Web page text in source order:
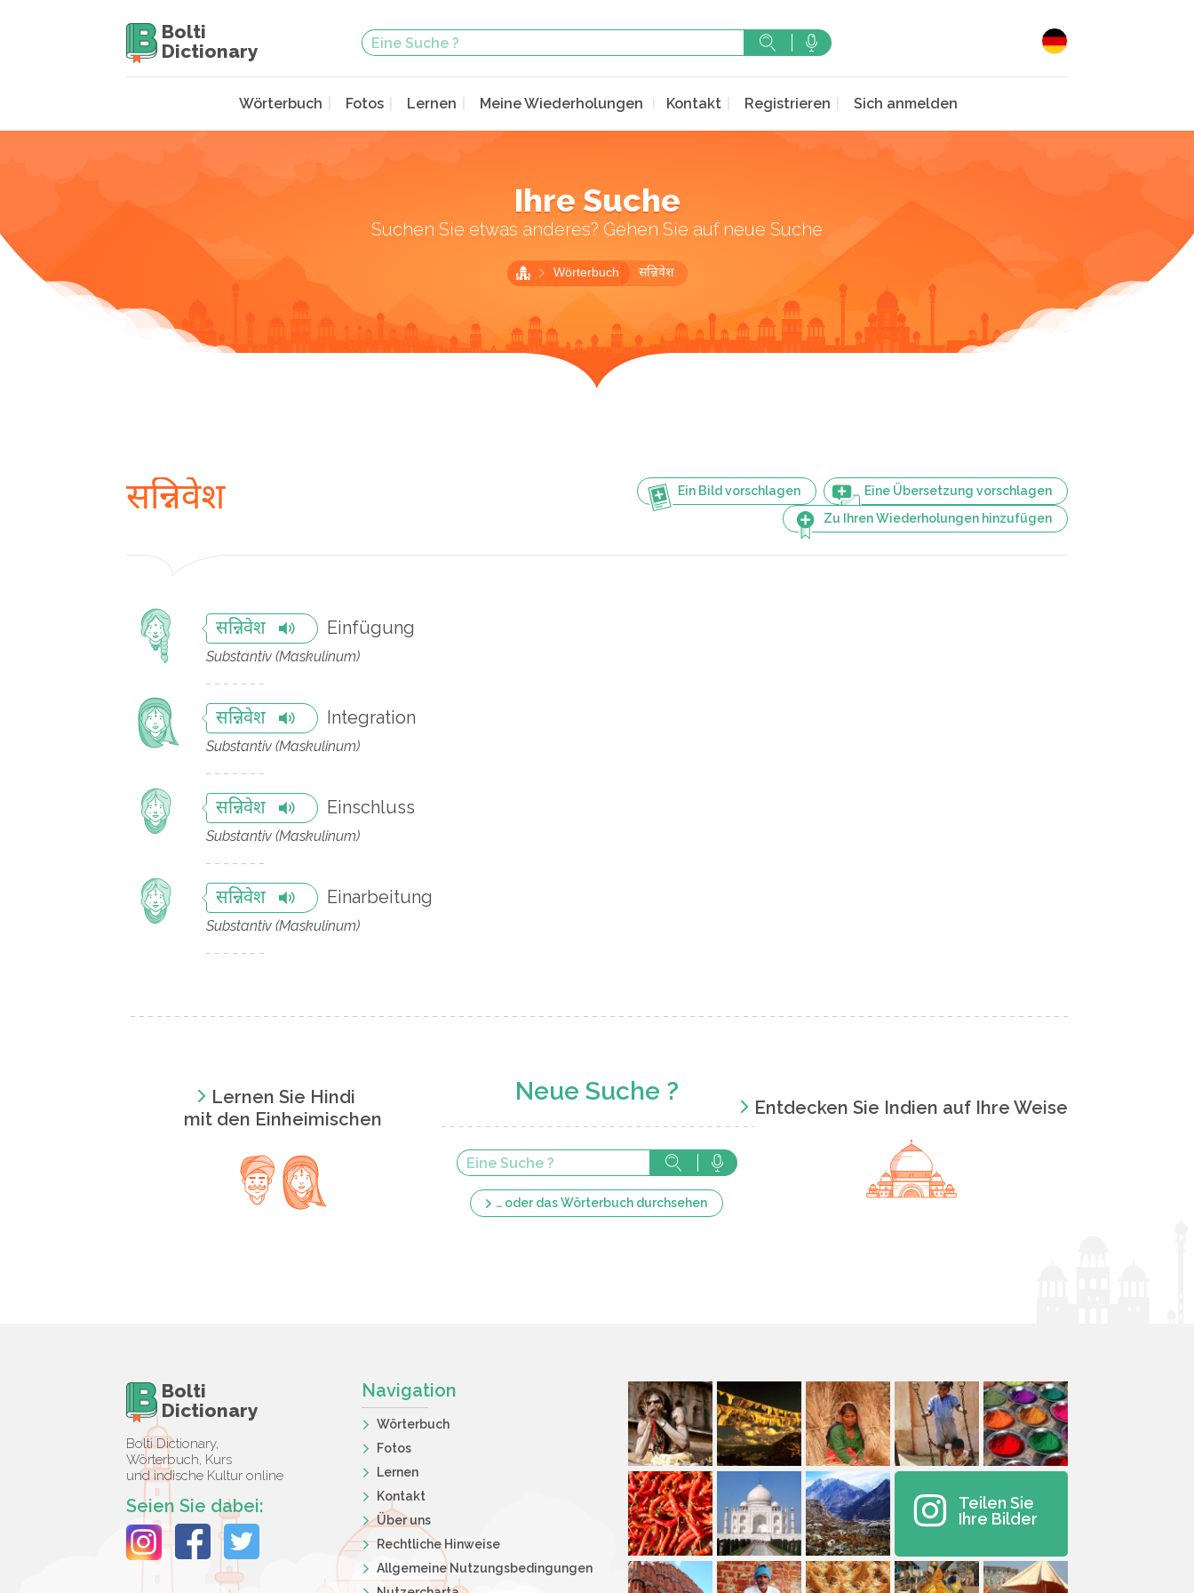
Bolti
Dictionary
Wörterbuch Fotos Lernen Meine Wiederholungen Kontakt Registrieren Sich anmelden
Ihre Suche
Suchen Sie etwas anderes? Gehen Sie auf neue Suche
Wörterbuch सन्निवेश
Ein Bild vorschlagen
Eine Übersetzung vorschlagen
Zu Ihren Wiederholungen hinzufügen
सन्निवेश
सन्निवेश Einfügung
Substantiv (Maskulinum)
सन्निवेश Integration
Substantiv (Maskulinum)
सन्निवेश Einschluss
Substantiv (Maskulinum)
सन्निवेश Einarbeitung
Substantiv (Maskulinum)
Lernen Sie Hindi
mit den Einheimischen
Neue Suche ?
… oder das Wörterbuch durchsehen
Entdecken Sie Indien auf Ihre Weise
Bolti
Dictionary
Bolti Dictionary,
Wörterbuch, Kurs
und indische Kultur online
Seien Sie dabei:
Navigation
Wörterbuch
Fotos
Lernen
Kontakt
Über uns
Rechtliche Hinweise
Allgemeine Nutzungsbedingungen
Teilen Sie
Ihre Bilder